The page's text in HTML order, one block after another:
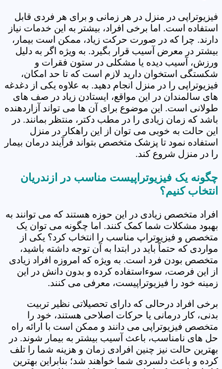
فیزیوتراپی در منزل در هر زمانی و برای هر فردی قابل
استفاده است. اما برخی افراد، بیشتر به این خدمات نیاز
دارند. چرا که در صورت حرکت زیاد، ممکن است بیمار،
بیشتر در معرض آسیب قرار بگیرد. به ویژه اگر به دلیل
ورزش، آسیب دیده یا مشکلی در ستون فقرات و
شکستگی استخوان دارید لازم است که تا حد امکان،
فیزیوتراپی را در منزل انجام دهید. به علاوه یکی از دغدغه
های سالمندان در این مواقع، ایستادن زیاد در صف های
طولانی است. این موضوع برای آن ها می تواند آزاردهنده
باشد که زمان زیادی را در مطب دکتر، منتظر بمانند. در
این حالت به خوبی می توان از این راهکار در منزل
استفاده نمود تا پزشک متخصص بتواند فرآیند درمان بیمار
را در منزل شروع کند.
چگونه یک فیزیوتراپیست مناسب در ازندریان
انتخاب کنیم؟
افراد متخصص زیادی در این حوزه هستند که می توانند به
بهبود مشکلات شما کمک کنند. اما چگونه می توان یک
متخصص و فیزیوتراپ مناسب را انتخاب کرد؟ یکی از
مواردی که حتماً باید در ابتدا به آن توجه داشته باشید،
متخصص بودن فرد است. به ویژه که امروزه افراد زیادی
از این فرصت، سوءاستفاده کرده و بدون دانش در این
زمینه خود را فیزیوتراپیست، معرفی می کنند.
برخی افراد درحالی که دارای تحصیلاتی نظیر تربیت
بدنی، کار درمانی یا حرکات اصلاحی هستند، خود را
متخصص فیزیوتراپی می دانند و ممکن است با ارائه راه
حل های نامناسب، باعث آسیب بیشتر به بیمار شوند. در
بهترین حالت نیز چنین افرادی زمان و هزینه شما را تلف
کرده و باعث دلسردی شما خواهند شد؛ بنابراین بهترین